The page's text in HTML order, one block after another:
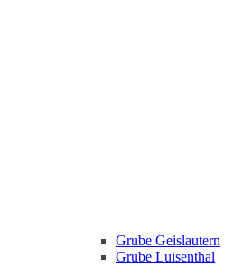
Grube Geislautern
Grube Luisenthal